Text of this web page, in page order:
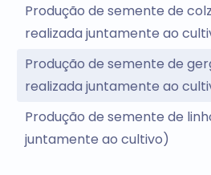
Produção de semente de
realizada juntamente ao
Produção de semente de
realizada juntamente ao
Produção de semente de
juntamente ao cultivo)